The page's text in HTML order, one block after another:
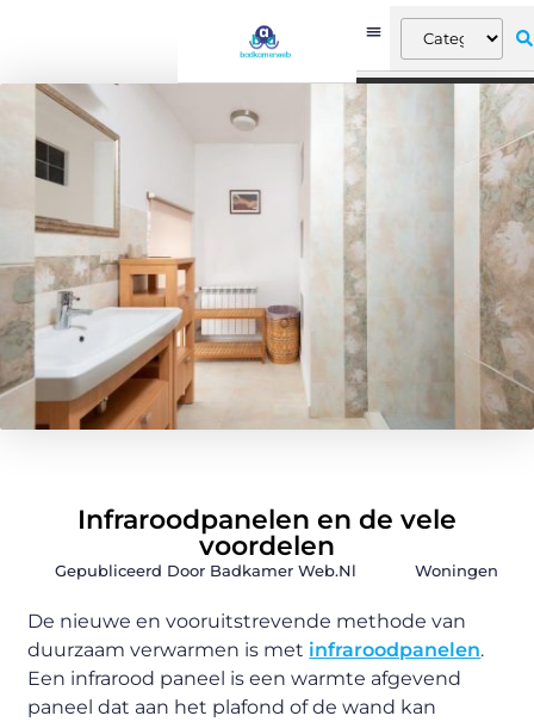
Infraroodpanelen en de vele
voordelen
Gepubliceerd Door Badkamer Web.nl Woningen
De nieuwe en vooruitstrevende methode van
duurzaam verwarmen is met infraroodpanelen.
Een infrarood paneel is een warmte afgevend
paneel dat aan het plafond of de wand kan